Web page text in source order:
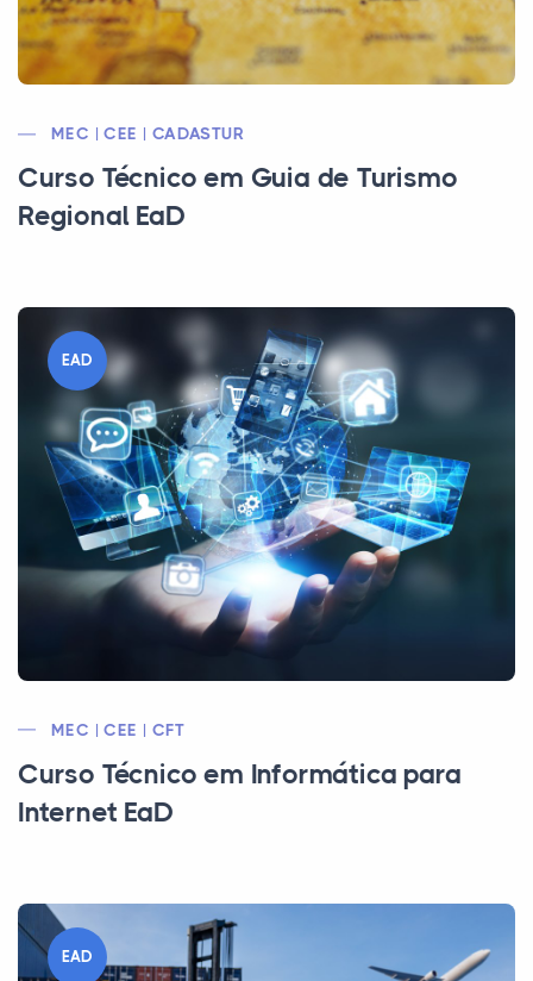
MEC | CEE | CADASTUR
Curso Técnico em Guia de Turismo
Regional EaD
EAD
MEC | CEE | CFT
Curso Técnico em Informática para
Internet EaD
EAD